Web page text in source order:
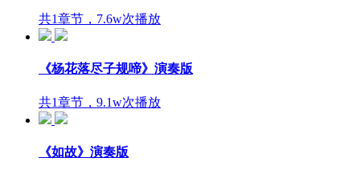
共1章节，7.6w次播放
《杨花落尽子规啼》演奏版
共1章节，9.1w次播放
《如故》演奏版